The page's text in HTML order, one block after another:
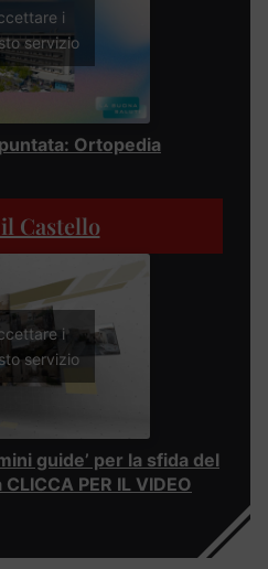
i
servizio
Ortopedia
Castello
i
servizio
guide’ per la sfida del
PER IL VIDEO